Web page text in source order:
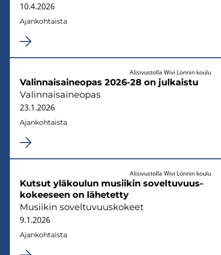
10.4.2026
Ajan­koh­tais­ta
Alisivustolla Wivi Lönnin koulu
Va­lin­nai­sai­neo­pas 2026-28 on jul­kais­tu
Va­lin­nai­sai­neo­pas
23.1.2026
Ajan­koh­tais­ta
Alisivustolla Wivi Lönnin koulu
Kut­sut ylä­kou­lun musii­kin so­vel­tu­vuus­
ko­kee­seen on lä­he­tet­ty
Musii­kin so­vel­tu­vuus­ko­keet
9.1.2026
Ajan­koh­tais­ta